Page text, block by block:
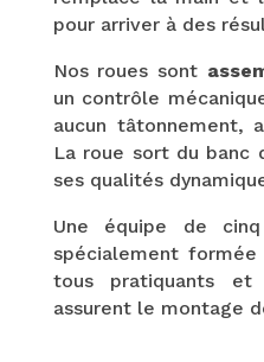
pour arriver à des
Nos roues sont
un contrôle
aucun tâtonnement,
La roue sort du banc
ses qualités
Une équipe de
spécialement
tous pratiquants et
assurent le montage